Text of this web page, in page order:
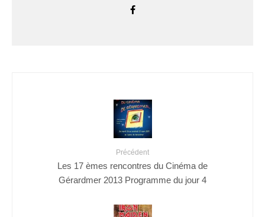
Précédent
Les 17 èmes rencontres du Cinéma de
Gérardmer 2013 Programme du jour 4